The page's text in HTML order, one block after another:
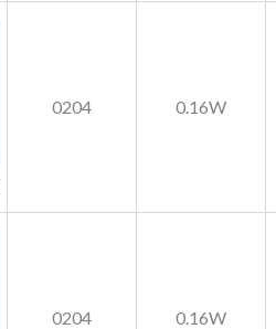
0204 0.16W
0204 0.16W